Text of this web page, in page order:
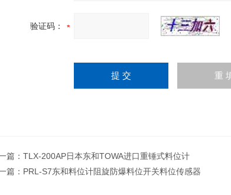
验证码：
篇： TLX-200AP日本东和TOWA进口重锤式料位计
篇： PRL-S7东和料位计阻旋防爆料位开关料位传感器